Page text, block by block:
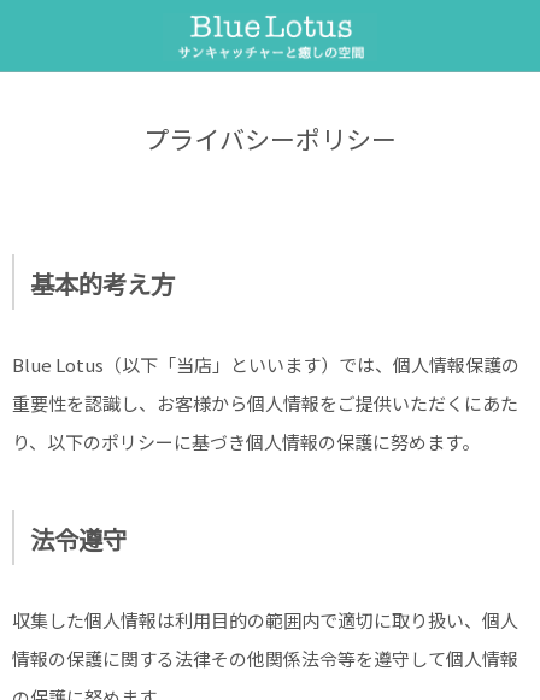
プライバシーポリシー
基本的考え方
Blue Lotus（以下「当店」といいます）では、個人情報保護の
重要性を認識し、お客様から個人情報をご提供いただくにあた
り、以下のポリシーに基づき個人情報の保護に努めます。
法令遵守
収集した個人情報は利用目的の範囲内で適切に取り扱い、個人
情報の保護に関する法律その他関係法令等を遵守して個人情報
サンキャッチャーとは